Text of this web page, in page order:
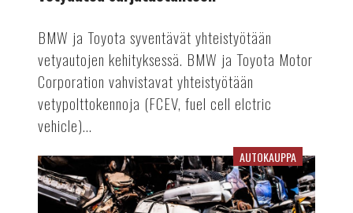
BMW ja Toyota syventävät yhteistyötään
vetyautojen kehityksessä. BMW ja Toyota Motor
Corporation vahvistavat yhteistyötään
vetypolttokennoja (FCEV, fuel cell elctric
vehicle)...
Kierrätyspalkkiolla
vauhtia
autokauppaan
AUTOKAUPPA